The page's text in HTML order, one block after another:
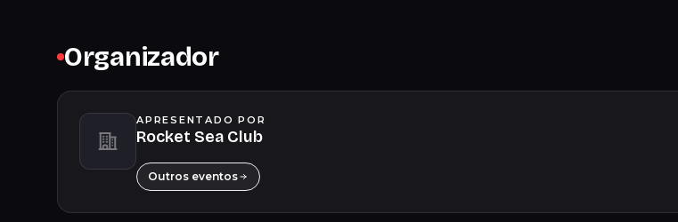
Organizador
APRESENTADO POR
Rocket Sea Club
Outros eventos